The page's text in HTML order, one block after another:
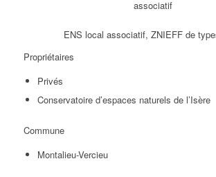
ENS local associatif, ZNIEFF de
Propriétaires
Privés
Conservatoire d’espaces naturels de l’Isère
Commune
Montalieu-Vercieu